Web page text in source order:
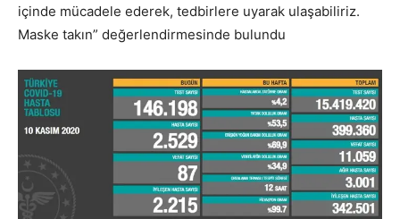
içinde mücadele ederek, tedbirlere uyarak ulaşabiliriz.
Maske takın” değerlendirmesinde bulundu